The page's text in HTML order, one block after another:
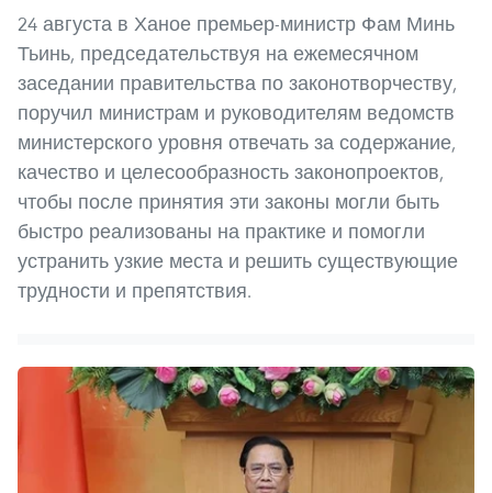
24 августа в Ханое премьер-министр Фам Минь
Тьинь, председательствуя на ежемесячном
заседании правительства по законотворчеству,
поручил министрам и руководителям ведомств
министерского уровня отвечать за содержание,
качество и целесообразность законопроектов,
чтобы после принятия эти законы могли быть
быстро реализованы на практике и помогли
устранить узкие места и решить существующие
трудности и препятствия.